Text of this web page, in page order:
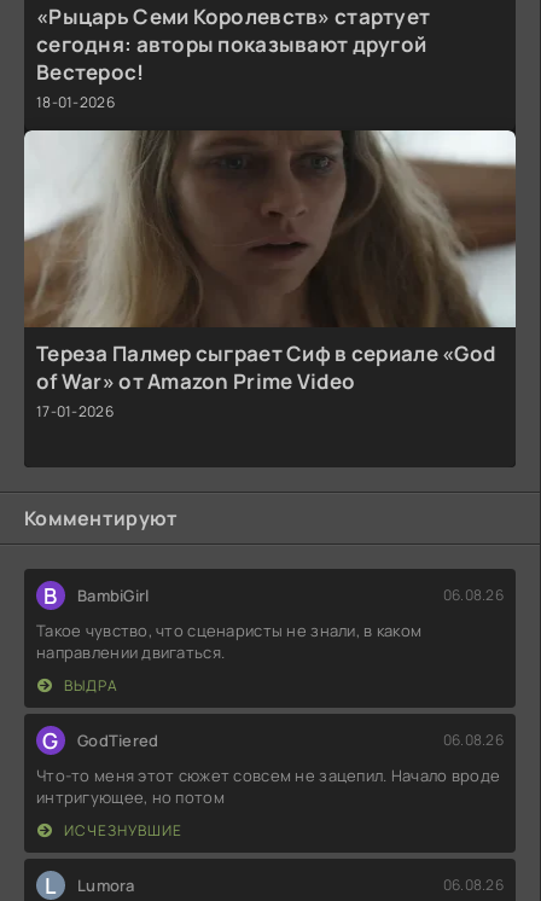
«Рыцарь Семи Королевств» стартует
сегодня: авторы показывают другой
Вестерос!
18-01-2026
Тереза Палмер сыграет Сиф в сериале «God
of War» от Amazon Prime Video
17-01-2026
Комментируют
B BambiGirl 06.08.26
Такое чувство, что сценаристы не знали, в каком
направлении двигаться.
ВЫДРА
G GodTiered 06.08.26
Что-то меня этот сюжет совсем не зацепил. Начало вроде
интригующее, но потом
ИСЧЕЗНУВШИЕ
L Lumora 06.08.26